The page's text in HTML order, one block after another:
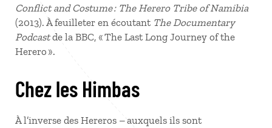
Conflict and Costume : The Herero Tribe of Namibia
(2013). À feuilleter en écoutant The Documentary
Podcastde la BBC, « The Last Long Journey of the
Herero ».
Chez les Himbas
À l’inverse des Hereros – auxquels ils sont